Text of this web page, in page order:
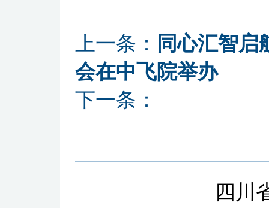
上一条： 同心汇智
会在中飞院举办
下一条：
四川